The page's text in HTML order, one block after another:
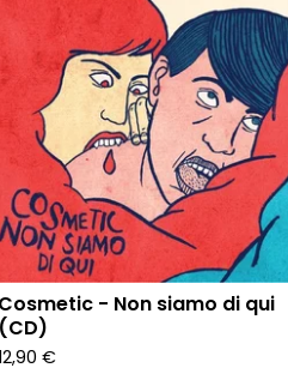
Cosmetic - Non siamo di qui
(CD)
€